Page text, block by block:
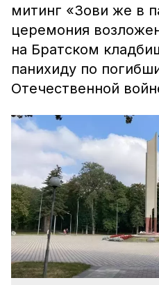
митинг «Зови же в
церемония
на Братском
панихиду по
Отечественной